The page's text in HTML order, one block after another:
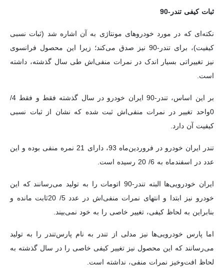
ثبات کیفی تندر-90
نکته‌ای که در مورد خودروهای مونتاژی به آن اشاره شد (ثبات نسبی
کیفیت)، برای تندر-90 نیز صدق می‌کند؛ زیرا این محصول فرانسوی
نیز تغییراتی بسیار اندک در نمرات منفی‌اش طی سال گذشته، داشته
است.
بر این اساس، تندر-90 ایران خودرو در سال گذشته فقط و فقط 4/
0واحد تغییر در نمرات منفی‌اش ثبت شده که نشان از ثبات نسبی
کیفیت آن دارد.
تندر ایران خودرو در فروردین‌ماه 93، دارای 21 نمره منفی بوده و این
عدد در اسفندماه به 6/ 20 رسیده است.
ایران خودرویی‌ها البته تندر-90 اتومات را به تولید می‌رسانند که این
خودرو نیز ابتدا و انتهای نمرات منفی‌اش در عدد 5/ 20‌ثابت مانده و
بنابراین به لحاظ کیفی، تغییر خاصی را به خود نمی‌بیند.
اما پارس خودرویی‌ها نیز مدلی از تندر به نام پارس‌تندر را به تولید
می‌رسانند که این محصول نیز تغییر کیفی خاصی را در سال گذشته به
لحاظ افت‌و‌خیز نمرات منفی، نداشته است.